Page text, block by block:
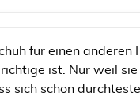
für einen anderen
ist. Nur weil
sich schon